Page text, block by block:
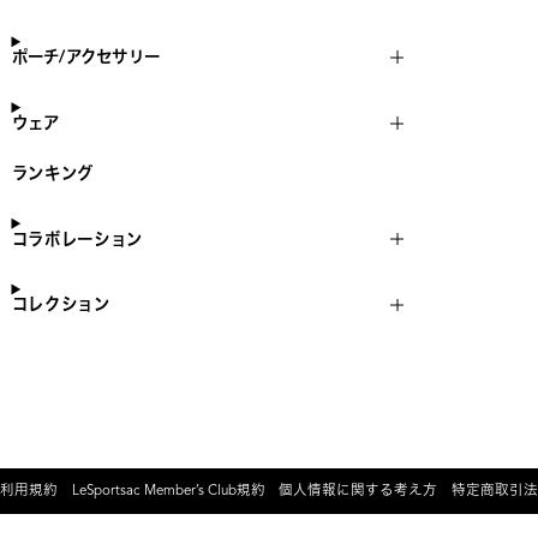
ポーチ/アクセサリー
ウェア
ランキング
コラボレーション
コレクション
利用規約 LeSportsac Member’s Club規約 個人情報に関する考え方 特定商取引